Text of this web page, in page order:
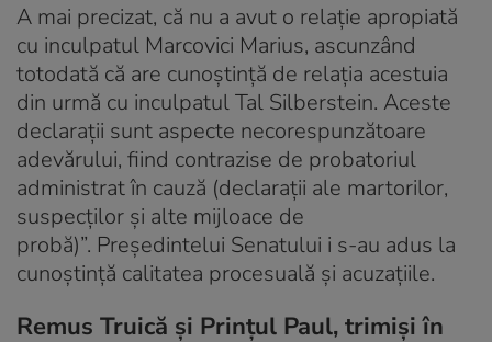
A mai precizat, că nu a avut o relaţie apropiată
cu inculpatul Marcovici Marius, ascunzând
totodată că are cunoştinţă de relaţia acestuia
din urmă cu inculpatul Tal Silberstein. Aceste
declaraţii sunt aspecte necorespunzătoare
adevărului, fiind contrazise de probatoriul
administrat în cauză (declaraţii ale martorilor,
suspecţilor şi alte mijloace de
probă)”. Preşedintelui Senatului i s-au adus la
cunoștință calitatea procesuală și acuzațiile.
Remus Truică și Prinţul Paul, trimişi în